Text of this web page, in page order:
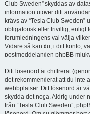
Club Sweden” skyddas av
information utöver ditt
krävs av “Tesla Club
obligatorisk eller frivillig, enligt
forumledningens val välja
Vidare så kan du, i ditt konto,
postmeddelanden phpBB
Ditt lösenord är chiffrerat
det rekommenderat att du inte
webbplatser. Ditt lösenord är
skydda det noga. Aldrig under
från “Tesla Club Sweden”,